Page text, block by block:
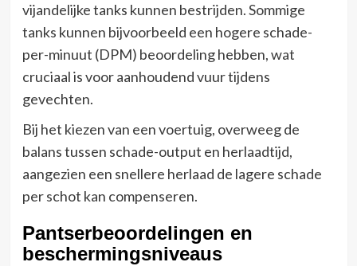
vijandelijke tanks kunnen bestrijden. Sommige
tanks kunnen bijvoorbeeld een hogere schade-
per-minuut (DPM) beoordeling hebben, wat
cruciaal is voor aanhoudend vuur tijdens
gevechten.
Bij het kiezen van een voertuig, overweeg de
balans tussen schade-output en herlaadtijd,
aangezien een snellere herlaad de lagere schade
per schot kan compenseren.
Pantserbeoordelingen en
beschermingsniveaus